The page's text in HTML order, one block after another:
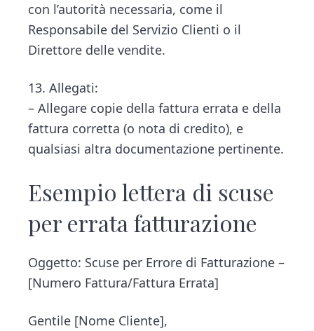
con l’autorità necessaria, come il
Responsabile del Servizio Clienti o il
Direttore delle vendite.
13. Allegati:
– Allegare copie della fattura errata e della
fattura corretta (o nota di credito), e
qualsiasi altra documentazione pertinente.
Esempio lettera di scuse
per errata fatturazione
Oggetto: Scuse per Errore di Fatturazione –
[Numero Fattura/Fattura Errata]
Gentile [Nome Cliente],